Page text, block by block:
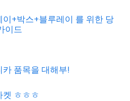
이+박스+블루레이 를 위한 당
이드
카 품목을 대해부!
켓 ㅎㅎㅎ